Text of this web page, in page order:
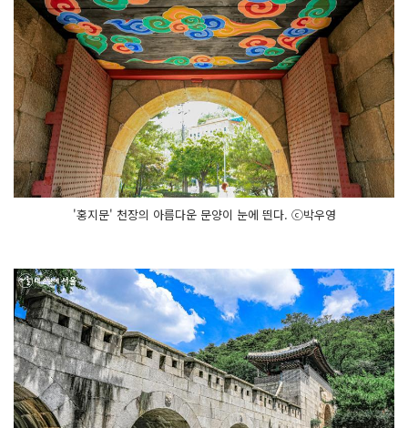
'홍지문' 천장의 아름다운 문양이 눈에 띈다. ⓒ박우영